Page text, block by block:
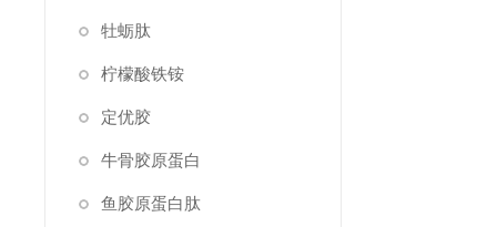
牡蛎肽
柠檬酸铁铵
定优胶
牛骨胶原蛋白
鱼胶原蛋白肽